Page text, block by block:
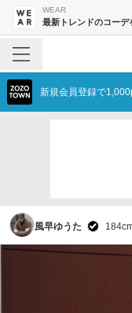
WEAR
最新トレンドのコーデ
新規会員登録で
風早ゆうた 184